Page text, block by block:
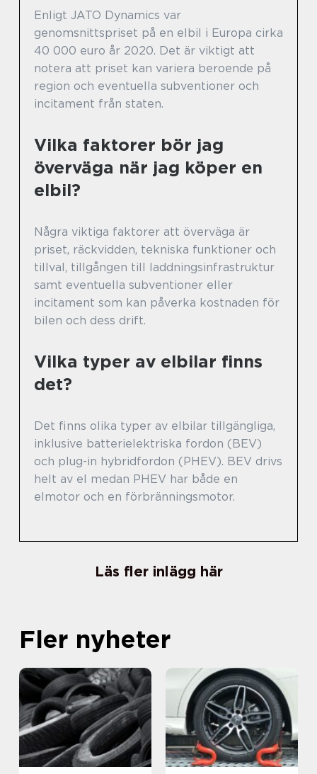
Enligt JATO Dynamics var
genomsnittspriset på en elbil i Europa cirka
40 000 euro år 2020. Det är viktigt att
notera att priset kan variera beroende på
region och eventuella subventioner och
incitament från staten.
Vilka faktorer bör jag
överväga när jag köper en
elbil?
Några viktiga faktorer att överväga är
priset, räckvidden, tekniska funktioner och
tillval, tillgången till laddningsinfrastruktur
samt eventuella subventioner eller
incitament som kan påverka kostnaden för
bilen och dess drift.
Vilka typer av elbilar finns
det?
Det finns olika typer av elbilar tillgängliga,
inklusive batterielektriska fordon (BEV)
och plug-in hybridfordon (PHEV). BEV drivs
helt av el medan PHEV har både en
elmotor och en förbränningsmotor.
Läs fler inlägg här
Fler nyheter